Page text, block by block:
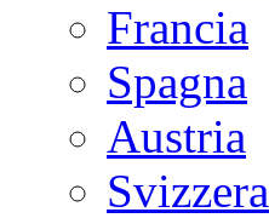
Francia
Spagna
Austria
Svizzera